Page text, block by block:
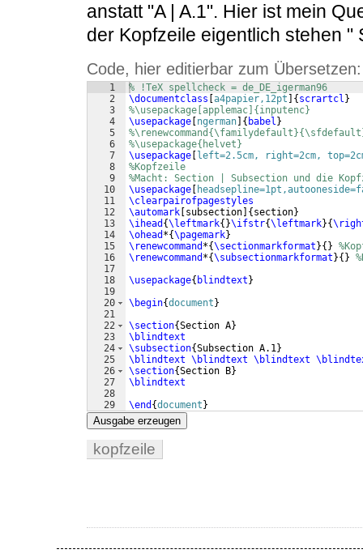
anstatt "A | A.1". Hier ist mein
der Kopfzeile eigentlich stehen "
Code, hier editierbar zum Übersetzen:
1
2
3
4
5
6
7
8
9
10
11
12
13
14
15
16
17
18
19
20
21
22
23
24
25
26
27
28
29
% !TeX spellcheck = de_DE_igerman96
\documentclass a4papier,12pt { scrartcl }
%\usepackage[applemac]{inputenc}
\usepackage ngerman { babel }
%\usepackage{helvet}
\usepackage
left=2.5cm, right=2cm,
%Kopfzeile
%Macht: Section | Subsection und die
\usepackage
\clearpairofpagestyles
\automark subsection { section}
\ihead {\leftmark{ }\ifstr{\leftmark}{
\ohead *{\pagemark}
\renewcommand *{\sectionmarkformat }{ }
\renewcommand *{\subsectionmarkformat }{ }
\usepackage{ blindtext }
\begin{document }
\section{Section A}
\blindtext
\subsection{Subsection A.1}
\blindtext \blindtext \blindtext
\section{Section B}
\blindtext
\end {document }
Ausgabe erzeugen
kopfzeile